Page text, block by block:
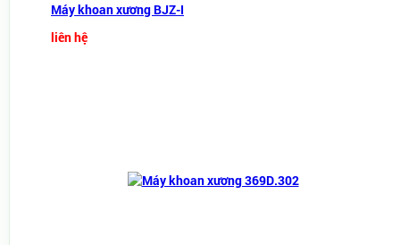
Máy khoan xương BJZ-I
liên hệ